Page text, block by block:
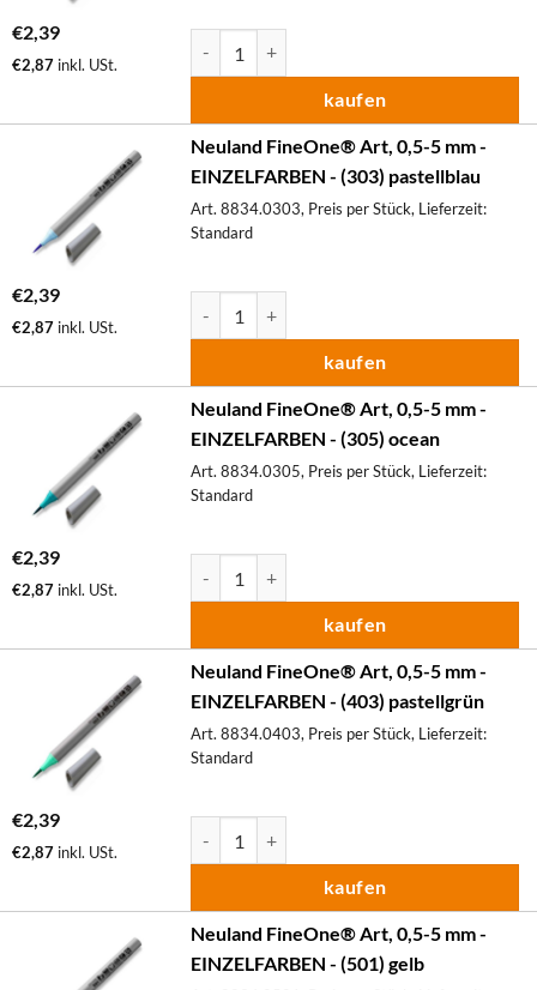
€2,39
€2,87 inkl. USt.
kaufen
Neuland FineOne® Art, 0,5-5 mm -
EINZELFARBEN - (303) pastellblau
Art. 8834.0303, Preis per Stück, Lieferzeit:
Standard
€2,39
€2,87 inkl. USt.
kaufen
Neuland FineOne® Art, 0,5-5 mm -
EINZELFARBEN - (305) ocean
Art. 8834.0305, Preis per Stück, Lieferzeit:
Standard
€2,39
€2,87 inkl. USt.
kaufen
Neuland FineOne® Art, 0,5-5 mm -
EINZELFARBEN - (403) pastellgrün
Art. 8834.0403, Preis per Stück, Lieferzeit:
Standard
€2,39
€2,87 inkl. USt.
kaufen
Neuland FineOne® Art, 0,5-5 mm -
EINZELFARBEN - (501) gelb